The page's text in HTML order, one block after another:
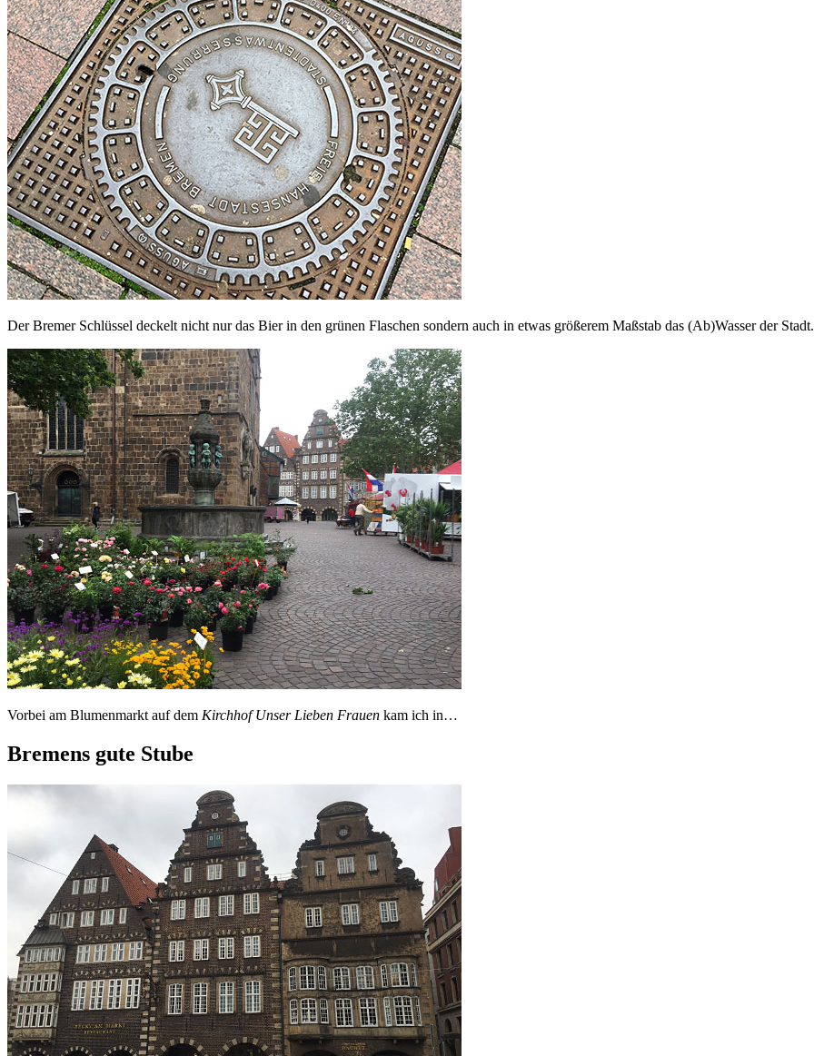
Der Bremer Schlüssel deckelt nicht nur das Bier in den grünen Flaschen sondern auch in etwas größerem Maßstab das (Ab)Wasser der Stadt.
Vorbei am Blumenmarkt auf dem Kirchhof Unser Lieben Frauen kam ich in…
Bremens gute Stube